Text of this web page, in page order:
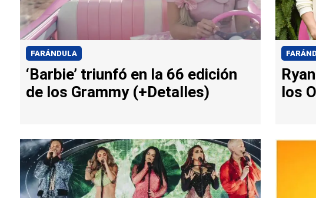
FARÁNDULA
‘Barbie’ triunfó en la 66 edición
de los Grammy (+Detalles)
los